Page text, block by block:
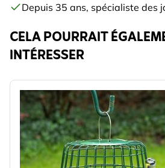
Depuis 35 ans, spécialiste des
CELA POURRAIT
INTÉRESSER